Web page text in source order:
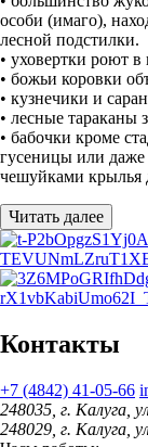
особи (имаго),
лесной подстилки.
• уховертки роют
• божьи коровки
• кузнечики и
• лесные
• бабочки кроме
гусеницы или
чешуйками крылья
Читать далее
Контакты
+7 (4842) 41-05-66
248035, г. Калуга,
248029, г. Калуга,